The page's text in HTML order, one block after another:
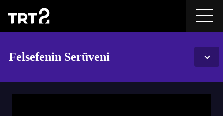
Felsefenin Serüveni